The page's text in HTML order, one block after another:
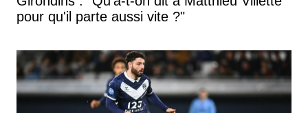
pour qu'il parte aussi vite ?"